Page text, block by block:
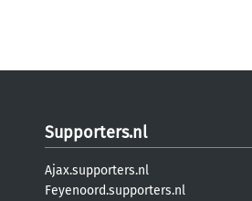
Supporters.nl
Ajax.supporters.nl
Feyenoord.supporters.nl